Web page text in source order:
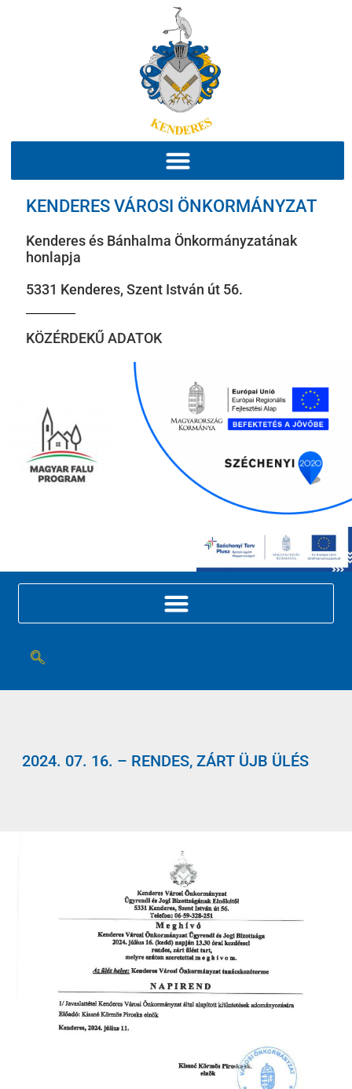
KENDERES VÁROSI ÖNKORMÁNYZAT
Kenderes és Bánhalma Önkormányzatának
honlapja
5331 Kenderes, Szent István út 56.
KÖZÉRDEKŰ ADATOK
2024. 07. 16. – RENDES, ZÁRT ÜJB ÜLÉS